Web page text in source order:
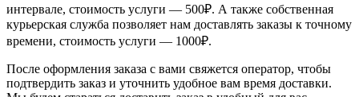
интервале, стоимость услуги — 500₽. А также собственная
курьерская служба позволяет нам доставлять заказы к точному
времени, стоимость услуги — 1000₽.
После оформления заказа с вами свяжется оператор, чтобы
подтвердить заказ и уточнить удобное вам время доставки.